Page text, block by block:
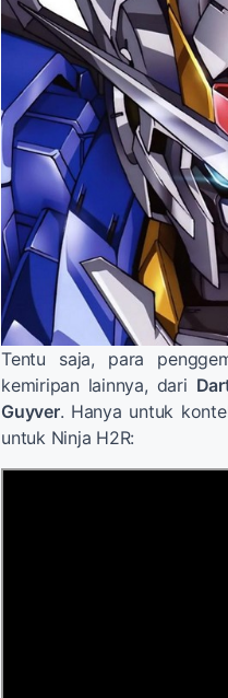
Tentu saja, para
kemiripan lainnya, dari
Guyver. Hanya untuk
untuk Ninja H2R: